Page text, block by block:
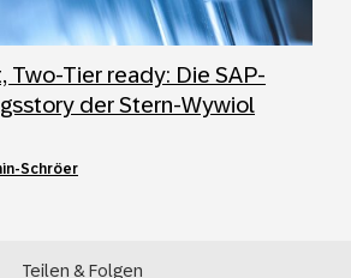
Two-Tier ready: Die SAP-
der Stern-Wywiol
Schröer
Teilen & Folgen